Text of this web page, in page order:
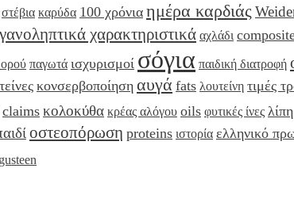
στέβια καρύδα 100 χρόνια ημέρα καρδιάς
χαρακτηριστικά αχλάδι
ορού παγωτά ισχυρισμοί σόγια παιδική διατροφή
κονσερβοποίηση αυγά fats λουτείνη τιμές
claims κολοκύθα κρέας αλόγου oils φυτικές ίνες λίπη
οστεοπόρωση proteins ιστορία ελληνικό